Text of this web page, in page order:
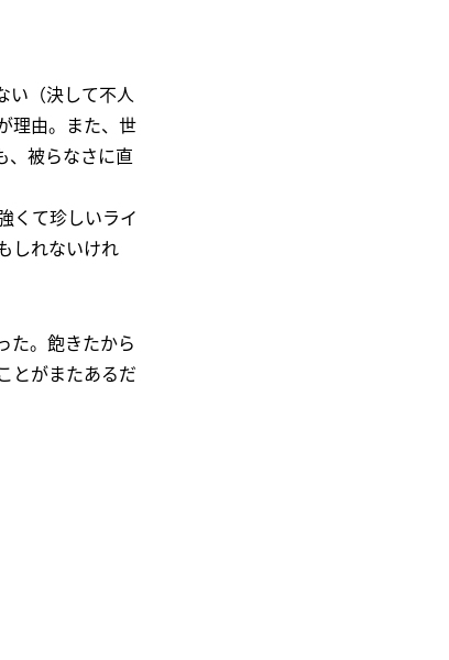
い（決して不人
理由。また、世
、被らなさに直
くて珍しいライ
しれないけれ
た。飽きたから
とがまたあるだ